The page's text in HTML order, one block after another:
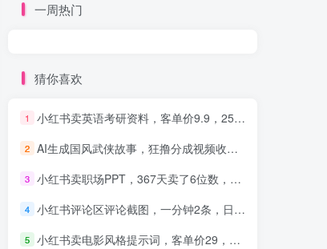
一周热门
猜你喜欢
1 小红书卖英语考研资料，客单价9.9，250天卖了16w!
2 AI生成国风武侠故事，狂撸分成视频收益，轻松日入1000+【可多平台分发】！
3 小红书卖职场PPT，367天卖了6位数，从0-1全流程讲解
4 小红书评论区评论截图，一分钟2条，日入几千，多劳多得!
5 小红书卖电影风格提示词，客单价29，50多天卖了790单，小白直接抄作业！